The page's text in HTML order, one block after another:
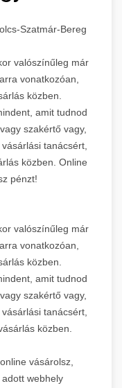
Szatmár-Bereg
valószínűleg már
vonatkozóan,
közben.
amit tudnod
szakértő vagy,
tanácsért,
közben. Online
pénzt!
valószínűleg már
vonatkozóan,
közben.
amit tudnod
szakértő vagy,
tanácsért,
közben.
vásárolsz,
webhely